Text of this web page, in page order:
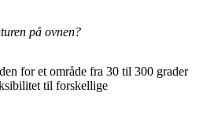
på ovnen?
for et område fra 30 til 300 grader
til forskellige